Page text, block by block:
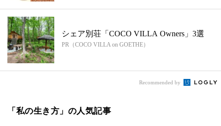
シェア別荘「COCO VILLA Owners」3選
PR（COCO VILLA on GOETHE）
Recommended by
「私の生き方」の人気記事